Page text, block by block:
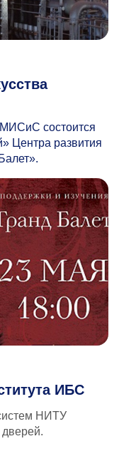
состоится
Центра развития
ИБС
НИТУ